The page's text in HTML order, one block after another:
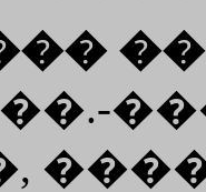
��.-